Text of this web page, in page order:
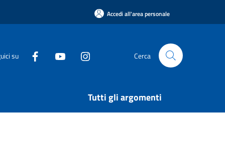
Accedi all'area personale
su Cerca
Tutti gli argomenti